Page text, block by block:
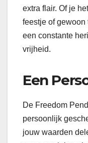
extra flair. Of je
feestje of
een constante
vrijheid.
Een
De Freedom
persoonlijk
jouw waarden